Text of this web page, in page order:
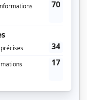
Variété